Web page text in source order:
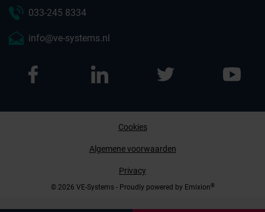
033-245 8334
info@ve-systems.nl
© 2026 VE-Systems - Proudly powered by Emixion®
Cookies
Algemene voorwaarden
Privacy
Afspraak maken
Contact opnemen